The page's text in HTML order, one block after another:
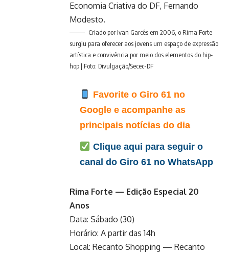
Economia Criativa do DF, Fernando
Modesto.
Criado por Ivan Garcês em 2006, o Rima Forte
surgiu para oferecer aos jovens um espaço de expressão
artística e convivência por meio dos elementos do hip-
hop | Foto: Divulgação/Secec-DF
Favorite o Giro 61 no
Google e acompanhe as
principais notícias do dia
Clique aqui para seguir o
canal do Giro 61 no WhatsApp
Rima Forte — Edição Especial 20
Anos
Data: Sábado (30)
Horário: A partir das 14h
Local: Recanto Shopping — Recanto